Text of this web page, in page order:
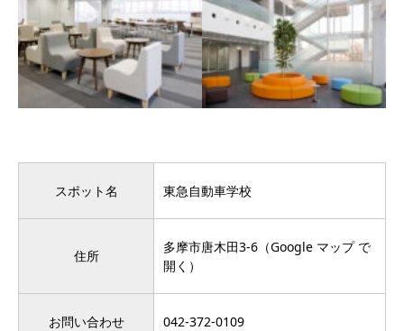
スポット名 東急自動車学校
住所
多摩市唐木田3-6（Google マップ で
開く）
お問い合わせ 042-372-0109